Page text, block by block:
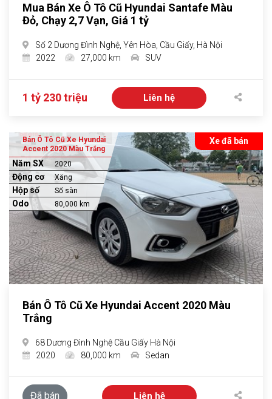
Mua Bán Xe Ô Tô Cũ Hyundai Santafe Màu
Đỏ, Chạy 2,7 Vạn, Giá 1 tỷ
Số 2 Dương Đình Nghệ, Yên Hòa, Cầu Giấy, Hà Nội
2022
27,000 km SUV
1 tỷ 230 triệu Liên hệ
Xe đã bán
Bán Ô Tô Cũ Xe Hyundai
Accent 2020 Màu Trắng
Năm SX 2020
Động cơ Xăng
Hộp số Số sàn
Odo 80,000 km
Bán Ô Tô Cũ Xe Hyundai Accent 2020 Màu
Trắng
68 Dương Đình Nghệ Cầu Giấy Hà Nội
2020
80,000 km Sedan
Đã bán Liên hệ